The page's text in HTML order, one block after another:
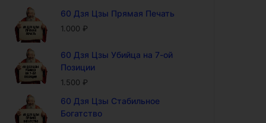
60 Дзя Цзы Прямая Печать
1.000 ₽
60 Дзя Цзы Убийца на 7-ой
Позиции
1.500 ₽
60 Дзя Цзы Стабильное
Богатство